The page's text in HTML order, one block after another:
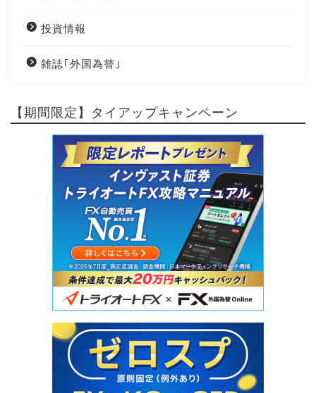
投資情報
雑誌｢外国為替｣
【期間限定】タイアップキャンペーン